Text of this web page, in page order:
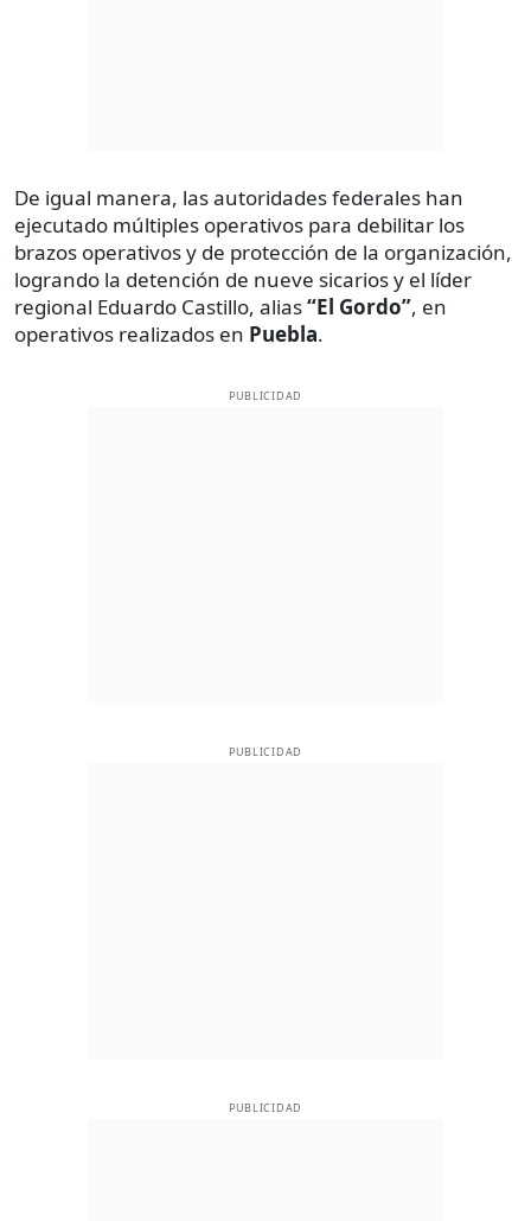
De igual manera, las autoridades federales han
ejecutado múltiples operativos para debilitar los
brazos operativos y de protección de la organización,
logrando la detención de nueve sicarios y el líder
regional Eduardo Castillo, alias“El Gordo”, en
operativos realizados en Puebla.
PUBLICIDAD
PUBLICIDAD
PUBLICIDAD